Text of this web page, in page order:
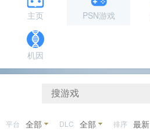
主页 PSN游戏
机因
平台 全部 DLC 全部 排序 最新